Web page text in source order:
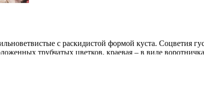
с раскидистой формой куста. Соцветия
трубчатых цветков, краевая – в виде